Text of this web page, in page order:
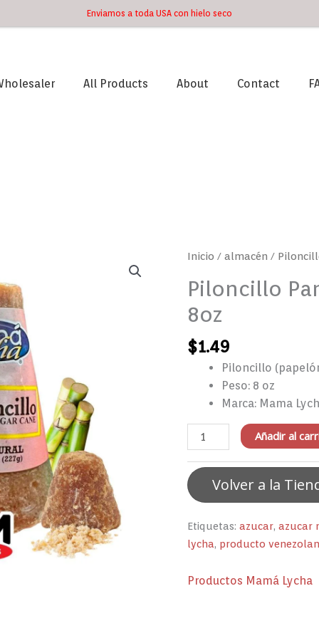
Enviamos a toda USA con hielo seco
All Products About Contact
Inicio /almacén /
Piloncillo
8oz
$1.49
Piloncillo
Peso: 8 oz
Marca: Mama
Piloncillo
Mama
Lycha
cantidad
Añadir al
Volver a la
Etiquetas:azucar,azucar
lycha, producto
Productos Mamá Lycha